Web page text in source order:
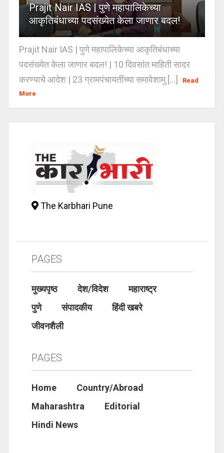
Prajit Nair IAS | पुणे महापालिकेच्या
आकृतिबंधाच्या पदसंख्येत केला जाणार बदल!
Prajit Nair IAS | पुणे महापालिकेच्या आकृतिबंधाच्या
पदसंख्येत केला जाणार बदल! | 10 दिवसांत माहिती सादर
करण्याचे आदेश | 23 ग्रामपंचायतींच्या समावेशामु [...]
Read
More
The Karbhari Pune
PAGES
मुख्यपृष्ठ देश/विदेश
महाराष्ट्र
पुणे
संपादकीय
हिंदी खबरे
जीवनशैली
PAGES
Home
Country/Abroad
Maharashtra
Editorial
Hindi News